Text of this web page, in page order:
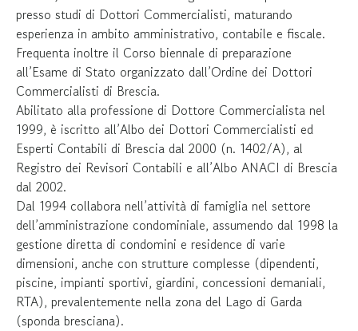
presso studi di Dottori Commercialisti, maturando
esperienza in ambito amministrativo, contabile e fiscale.
Frequenta inoltre il Corso biennale di preparazione
all’Esame di Stato organizzato dall’Ordine dei Dottori
Commercialisti di Brescia.
Abilitato alla professione di Dottore Commercialista nel
1999, è iscritto all’Albo dei Dottori Commercialisti ed
Esperti Contabili di Brescia dal 2000 (n. 1402/A), al
Registro dei Revisori Contabili e all’Albo ANACI di Brescia
dal 2002.
Dal 1994 collabora nell’attività di famiglia nel settore
dell’amministrazione condominiale, assumendo dal 1998 la
gestione diretta di condomini e residence di varie
dimensioni, anche con strutture complesse (dipendenti,
piscine, impianti sportivi, giardini, concessioni demaniali,
RTA), prevalentemente nella zona del Lago di Garda
(sponda bresciana).